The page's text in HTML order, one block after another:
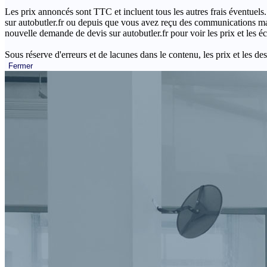
Les prix annoncés sont TTC et incluent tous les autres frais
sur autobutler.fr ou depuis que vous avez reçu des communications
nouvelle demande de devis sur autobutler.fr pour voir les prix et les
Sous réserve d'erreurs et de lacunes dans le contenu, les prix et les
Fermer